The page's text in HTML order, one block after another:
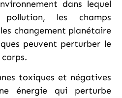
dans lequel
les champs
changement planétaire
peuvent perturber le
corps.
toxiques et négatives
énergie qui perturbe